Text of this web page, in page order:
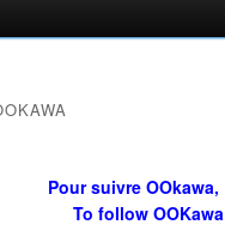
Pour suivre OOkawa,
To follow OOKawa